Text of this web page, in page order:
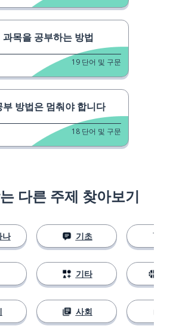
과목을 공부하는 방법
19 단어 및 구문
부 방법은 멈춰야 합니다
18 단어 및 구문
다른 주제 찾아보기
나 기초
기타
사회